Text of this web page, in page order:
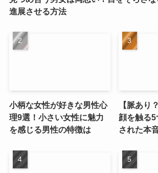
進展させる方法
小柄な女性が好きな男性心
理9選！小さい女性に魅力
を感じる男性の特徴は
【脈あり
顔を触る
された本